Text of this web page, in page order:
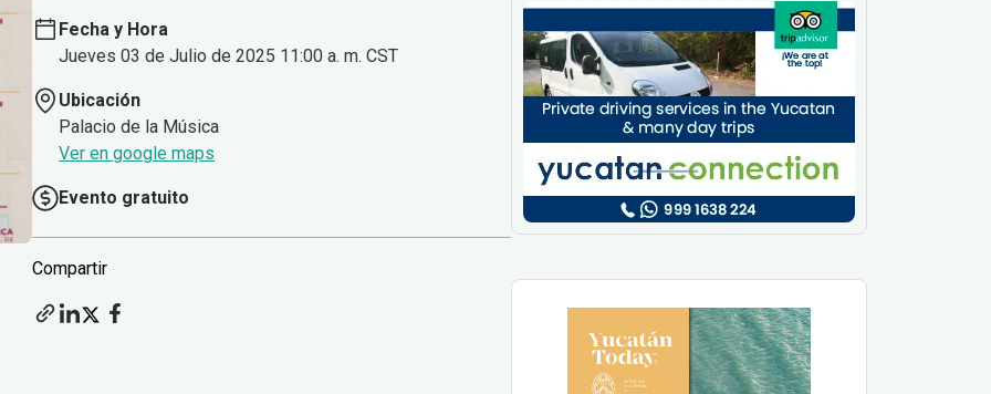
Fecha y Hora
Jueves 03 de Julio de 2025 11:00 a. m. CST
Ubicación
Palacio de la Música
Ver en google maps
Evento gratuito
Compartir